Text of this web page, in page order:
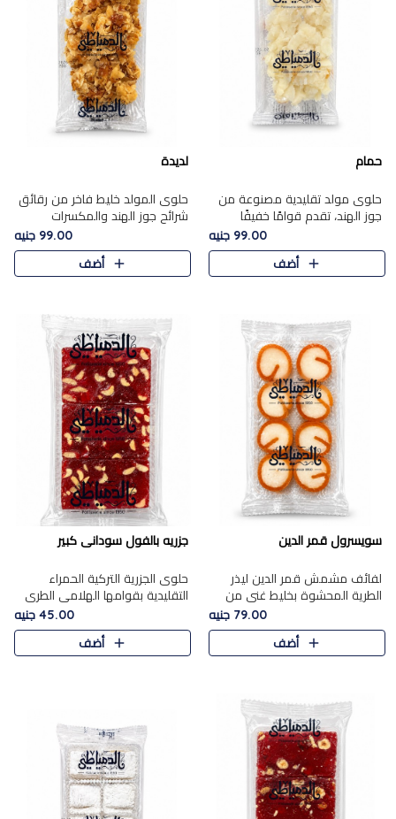
حمام
حلوى مولد تقليدية مصنوعة من
جوز الهند، تقدم قوامًا خفيفًا
ونكهة شرقية أصيلة تجسد روح
الـموسم الأعياد.
99.00 جنيه
أضف
لديدة
حلوى المولد خليط فاخر من رقائق
شرائح جوز الهند والمكسرات
المحمصة، متماسك بشراب حلاوة
الكراميل الخفيفة ليمنحك قرمشة
غنية ومذاقًا شرقيًا أصيلً..
99.00 جنيه
أضف
سويسرول قمر الدين
لفائف مشمش قمر الدين ليذر
الطرية المحشوة بخليط غني من
جوز الهند الأبيض والمكسرات
الفاخرة، يقدم المذاق الحلو
الطبيعي لقمر الدين و تجمع بين
79.00 جنيه
أضف
جزريه بالفول سودانى كبير
حلوى الجزرية التركية الحمراء
التقليدية بقوامها الهلامي الطري
ولونها الأحمر المميز، محشوة
بسخاء بالفول السوداني المحمص
لتمنحك توازنًا رائعًا ..
45.00 جنيه
أضف